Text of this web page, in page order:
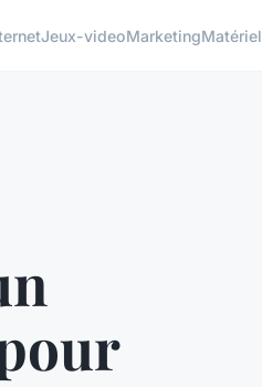
Jeux-videoMarketingMatériel